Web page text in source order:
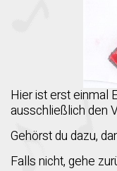
Hier ist erst einmal
ausschließlich den
Gehörst du dazu,
Falls nicht, gehe